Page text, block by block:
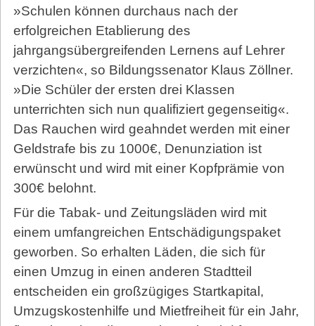
»Schulen können durchaus nach der
erfolgreichen Etablierung des
jahrgangsübergreifenden Lernens auf Lehrer
verzichten«, so Bildungssenator Klaus Zöllner.
»Die Schüler der ersten drei Klassen
unterrichten sich nun qualifiziert gegenseitig«.
Das Rauchen wird geahndet werden mit einer
Geldstrafe bis zu 1000€, Denunziation ist
erwünscht und wird mit einer Kopfprämie von
300€ belohnt.
Für die Tabak- und Zeitungsläden wird mit
einem umfangreichen Entschädigungspaket
geworben. So erhalten Läden, die sich für
einen Umzug in einen anderen Stadtteil
entscheiden ein großzügiges Startkapital,
Umzugskostenhilfe und Mietfreiheit für ein Jahr,